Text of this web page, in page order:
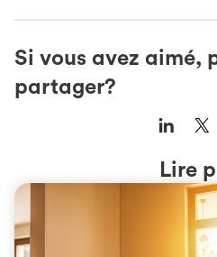
Si vous avez aimé,
partager?
Lire